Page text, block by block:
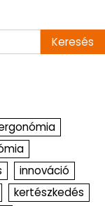
innováció
kertészkedés